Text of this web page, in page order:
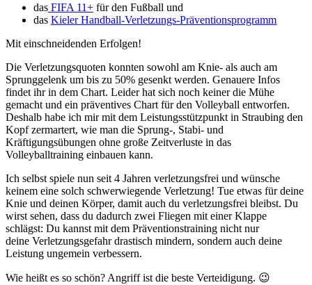
das FIFA 11+ für den Fußball und
das Kieler Handball-Verletzungs-Präventionsprogramm
Mit einschneidenden Erfolgen!
Die Verletzungsquoten konnten sowohl am Knie- als auch am
Sprunggelenk um bis zu 50% gesenkt werden. Genauere Infos
findet ihr in dem Chart. Leider hat sich noch keiner die Mühe
gemacht und ein präventives Chart für den Volleyball entworfen.
Deshalb habe ich mir mit dem Leistungsstützpunkt in Straubing den
Kopf zermartert, wie man die Sprung-, Stabi- und
Kräftigungsübungen ohne große Zeitverluste in das
Volleyballtraining einbauen kann.
Ich selbst spiele nun seit 4 Jahren verletzungsfrei und wünsche
keinem eine solch schwerwiegende Verletzung! Tue etwas für deine
Knie und deinen Körper, damit auch du verletzungsfrei bleibst. Du
wirst sehen, dass du dadurch zwei Fliegen mit einer Klappe
schlägst: Du kannst mit dem Präventionstraining nicht nur
deine Verletzungsgefahr drastisch mindern, sondern auch deine
Leistung ungemein verbessern.
Wie heißt es so schön? Angriff ist die beste Verteidigung. 😉